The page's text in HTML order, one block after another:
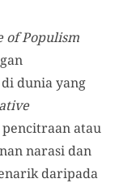
of Populism
dunia yang
atau
narasi dan
daripada